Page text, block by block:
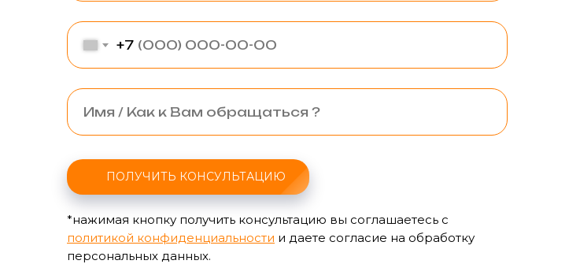
+7
ПОЛУЧИТЬ КОНСУЛЬТАЦИЮ
*нажимая кнопку получить консультацию вы соглашаетесь с
политикой конфиденциальности и даете согласие на обработку
персональных данных.